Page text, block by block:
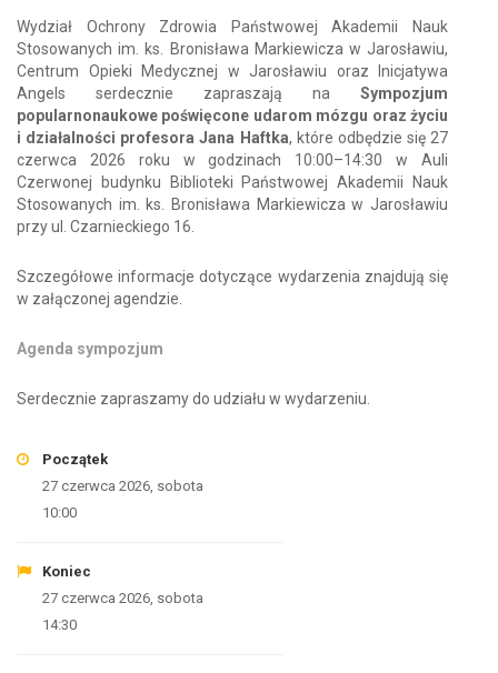
Wydział Ochrony Zdrowia Państwowej Akademii Nauk
Stosowanych im. ks. Bronisława Markiewicza w Jarosławiu,
Centrum Opieki Medycznej w Jarosławiu oraz Inicjatywa
Angels serdecznie zapraszają na Sympozjum
popularnonaukowe poświęcone udarom mózgu oraz życiu
i działalności profesora Jana Haftka, które odbędzie się 27
czerwca 2026 roku w godzinach 10:00–14:30 w Auli
Czerwonej budynku Biblioteki Państwowej Akademii Nauk
Stosowanych im. ks. Bronisława Markiewicza w Jarosławiu
przy ul. Czarnieckiego 16.
Szczegółowe informacje dotyczące wydarzenia znajdują się
w załączonej agendzie.
Agenda sympozjum
Serdecznie zapraszamy do udziału w wydarzeniu.
Początek
27 czerwca 2026, sobota
10:00
Koniec
27 czerwca 2026, sobota
14:30